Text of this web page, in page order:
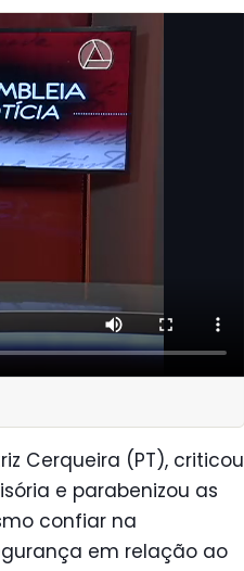
Cerqueira (PT), criticou
e parabenizou as
confiar na
em relação ao